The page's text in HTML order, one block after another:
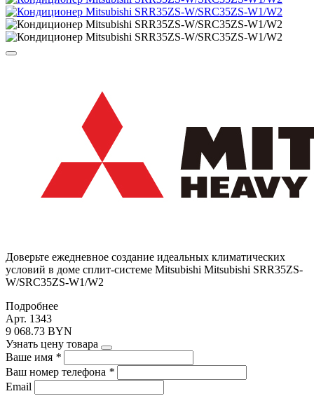
Доверьте ежедневное создание идеальных климатических
условий в доме сплит-системе Mitsubishi Mitsubishi SRR35ZS-
W/SRC35ZS-W1/W2
Подробнее
Арт. 1343
9 068.73 BYN
Узнать цену товара
Ваше имя *
Ваш номер телефона *
Email